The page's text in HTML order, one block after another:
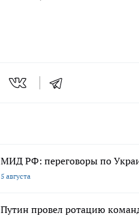
МИД РФ: переговоры по
5 августа
Путин провел ротацию